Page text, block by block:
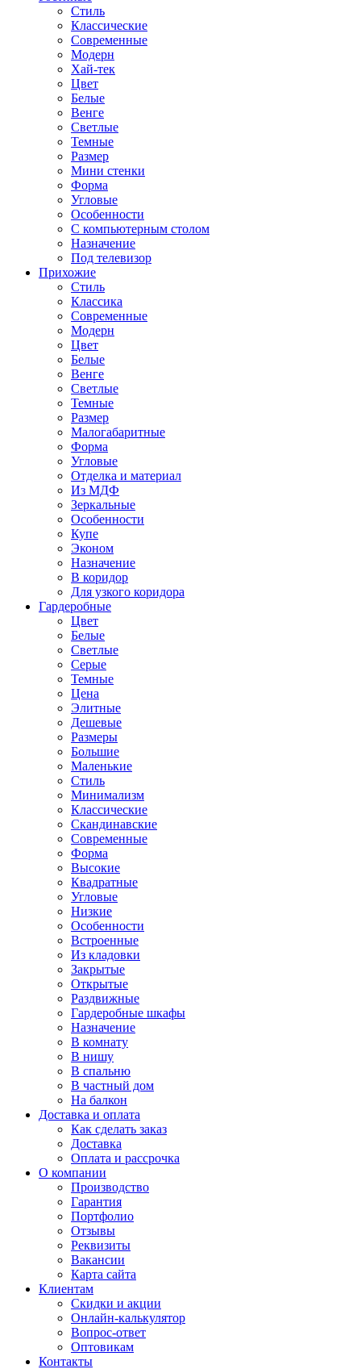
Стиль
Классические
Современные
Модерн
Хай-тек
Цвет
Белые
Венге
Светлые
Темные
Размер
Мини стенки
Форма
Угловые
Особенности
С компьютерным столом
Назначение
Под телевизор
Прихожие
Стиль
Классика
Современные
Модерн
Цвет
Белые
Венге
Светлые
Темные
Размер
Малогабаритные
Форма
Угловые
Отделка и материал
Из МДФ
Зеркальные
Особенности
Купе
Эконом
Назначение
В коридор
Для узкого коридора
Гардеробные
Цвет
Белые
Светлые
Серые
Темные
Цена
Элитные
Дешевые
Размеры
Большие
Маленькие
Стиль
Минимализм
Классические
Скандинавские
Современные
Форма
Высокие
Квадратные
Угловые
Низкие
Особенности
Встроенные
Из кладовки
Закрытые
Открытые
Раздвижные
Гардеробные шкафы
Назначение
В комнату
В нишу
В спальню
В частный дом
На балкон
Доставка и оплата
Как сделать заказ
Доставка
Оплата и рассрочка
О компании
Производство
Гарантия
Портфолио
Отзывы
Реквизиты
Вакансии
Карта сайта
Клиентам
Скидки и акции
Онлайн-калькулятор
Вопрос-ответ
Оптовикам
Контакты